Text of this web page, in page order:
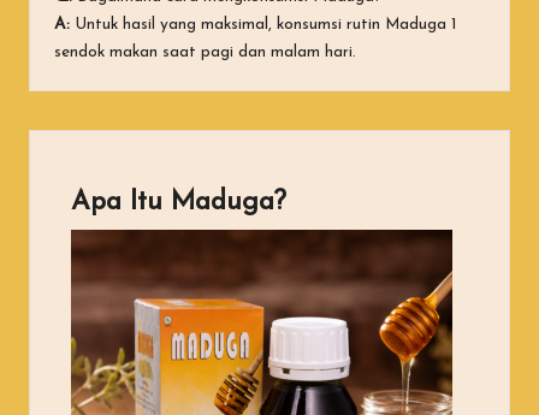
A: Untuk hasil yang maksimal, konsumsi rutin Maduga 1
sendok makan saat pagi dan malam hari.
Apa Itu Maduga?